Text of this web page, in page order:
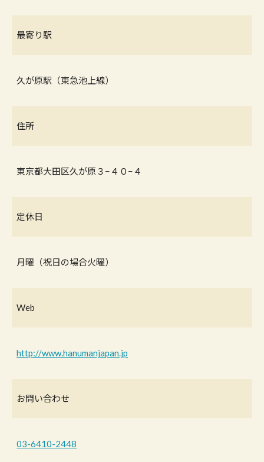
最寄り駅
久が原駅（東急池上線）
住所
東京都大田区久が原３−４０−４
定休日
月曜（祝日の場合火曜）
Web
http://www.hanumanjapan.jp
お問い合わせ
03-6410-2448